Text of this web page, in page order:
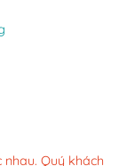
nhau. Quý khách